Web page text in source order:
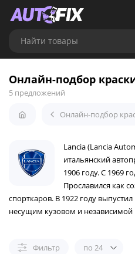
Найти товары
Онлайн-подбор
5 предложений
Онлайн-подбор
Lancia (Lancia
итальянский
1906 году. С 1969
Прославился как
спорткаров. В 1922 году
несущим кузовом и независимой
Фильтр по 24